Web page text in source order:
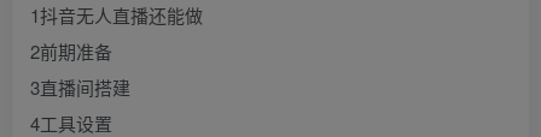
1抖音无人直播还能做
2前期准备
3直播间搭建
4工具设置